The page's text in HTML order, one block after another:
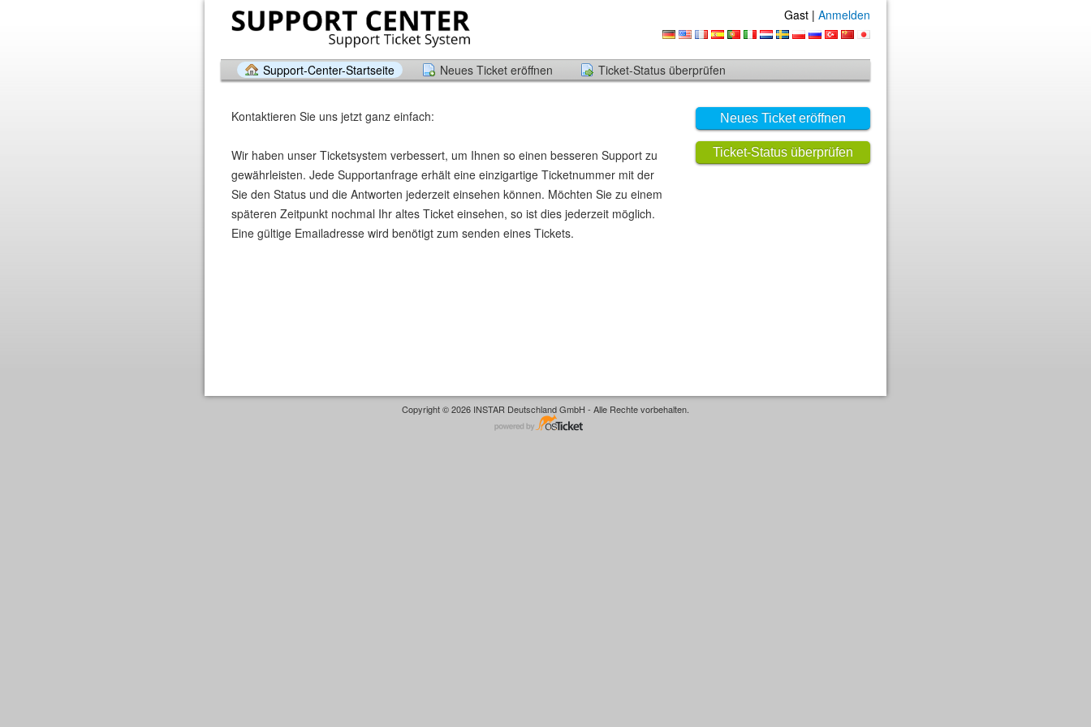
Gast | Anmelden
Support-Center-Startseite Neues Ticket eröffnen Ticket-Status überprüfen
Neues Ticket eröffnen
Ticket-Status überprüfen
Kontaktieren Sie uns jetzt ganz einfach:
Wir haben unser Ticketsystem verbessert, um Ihnen so einen besseren Support zu
gewährleisten. Jede Supportanfrage erhält eine einzigartige Ticketnummer mit der
Sie den Status und die Antworten jederzeit einsehen können. Möchten Sie zu einem
späteren Zeitpunkt nochmal Ihr altes Ticket einsehen, so ist dies jederzeit möglich.
Eine gültige Emailadresse wird benötigt zum senden eines Tickets.
Copyright © 2026 INSTAR Deutschland GmbH - Alle Rechte vorbehalten.